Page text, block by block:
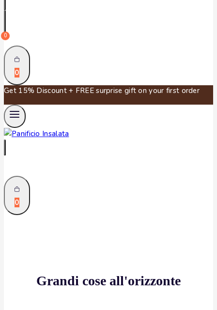
0
0
Get 15% Discount + FREE surprise gift on your first order
0
Grandi cose all'orizzonte